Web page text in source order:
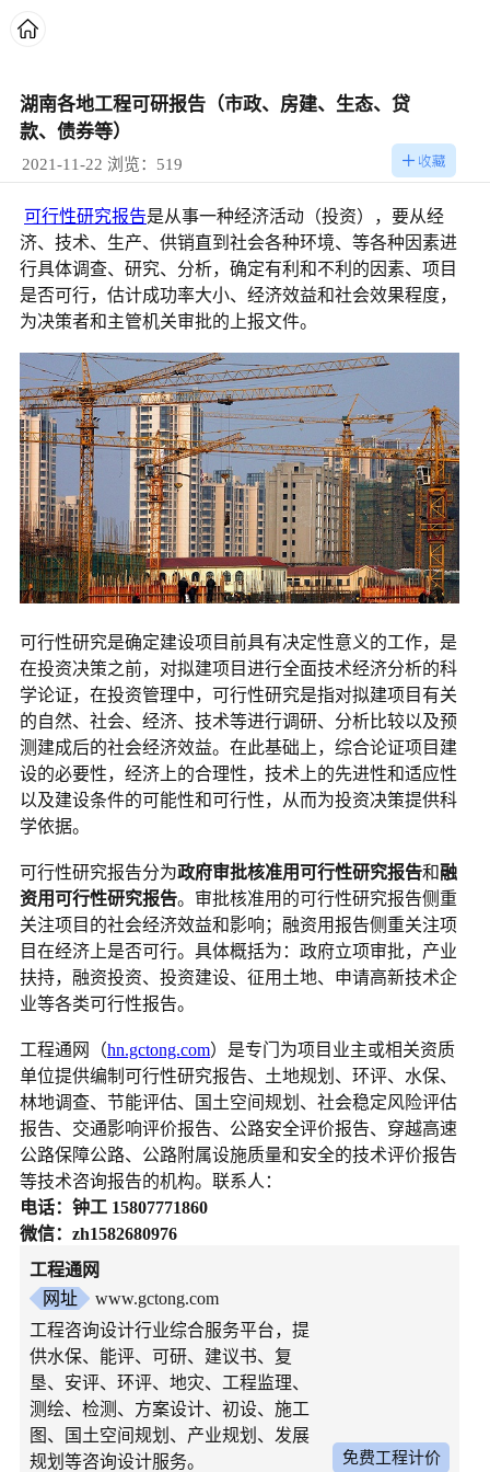
湖南各地工程可研报告（市政、房建、生态、贷
款、债券等）
2021-11-22 浏览：519
可行性研究报告是从事一种经济活动（投资），要从经
济、技术、生产、供销直到社会各种环境、等各种因素进
行具体调查、研究、分析，确定有利和不利的因素、项目
是否可行，估计成功率大小、经济效益和社会效果程度，
为决策者和主管机关审批的上报文件。
可行性研究是确定建设项目前具有决定性意义的工作，是
在投资决策之前，对拟建项目进行全面技术经济分析的科
学论证，在投资管理中，可行性研究是指对拟建项目有关
的自然、社会、经济、技术等进行调研、分析比较以及预
测建成后的社会经济效益。在此基础上，综合论证项目建
设的必要性，经济上的合理性，技术上的先进性和适应性
以及建设条件的可能性和可行性，从而为投资决策提供科
学依据。
可行性研究报告分为政府审批核准用可行性研究报告和融
资用可行性研究报告。审批核准用的可行性研究报告侧重
关注项目的社会经济效益和影响；融资用报告侧重关注项
目在经济上是否可行。具体概括为：政府立项审批，产业
扶持，融资投资、投资建设、征用土地、申请高新技术企
业等各类可行性报告。
工程通网（hn.gctong.com）是专门为项目业主或相关资质
单位提供编制可行性研究报告、土地规划、环评、水保、
林地调查、节能评估、国土空间规划、社会稳定风险评估
报告、交通影响评价报告、公路安全评价报告、穿越高速
公路保障公路、公路附属设施质量和安全的技术评价报告
等技术咨询报告的机构。联系人：
电话：钟工 15807771860
微信：zh1582680976
工程通网
网址
www.gctong.com
免费工程计价
工程咨询设计行业综合服务平台，提
供水保、能评、可研、建议书、复
垦、安评、环评、地灾、工程监理、
测绘、检测、方案设计、初设、施工
图、国土空间规划、产业规划、发展
规划等咨询设计服务。